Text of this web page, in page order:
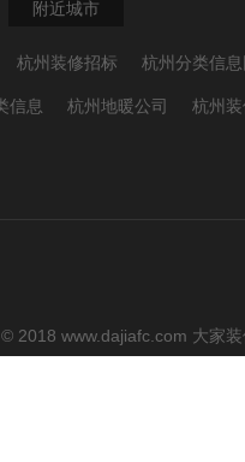
附近城市
杭州装修招标 杭州分类信
信息 杭州地暖公司 杭州装
2018 www.dajiafc.com 大家